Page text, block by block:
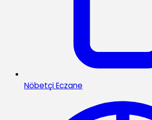
Nöbetçi Eczane